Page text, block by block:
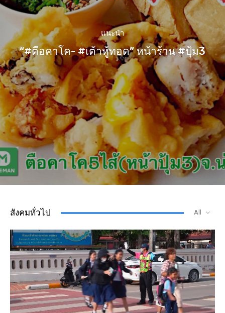
แนะนำ
“#ตือคาโค- #เต้าหู้ทอด” หน้าร้าน #ปุ้ม3
สังคมทั่วไป All